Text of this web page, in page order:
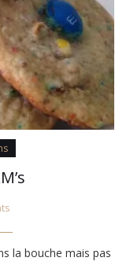
la bouche mais pas